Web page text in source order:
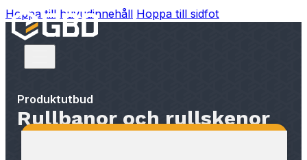
Hoppa till huvudinnehåll Hoppa till sidfot
Produktutbud
Rullbanor och rullskenor